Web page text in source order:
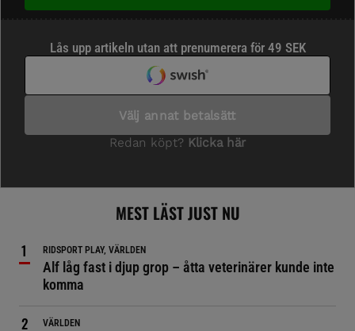
MEST LÄST JUST NU
RIDSPORT PLAY, VÄRLDEN
Alf låg fast i djup grop – åtta veterinärer kunde inte
komma
VÄRLDEN